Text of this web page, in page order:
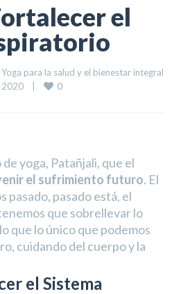
el
Yoga para la salud y el bienestar integral
2020 | 0
yoga, Patañjali, que el
el sufrimiento futuro. El
pasado, pasado está, el
que sobrellevar lo
que lo único que podemos
cuidando del cuerpo y la
el Sistema